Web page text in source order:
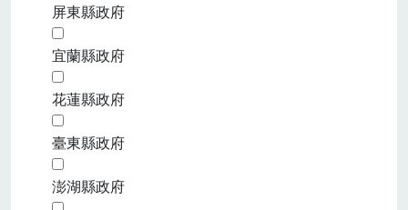
屏東縣政府
宜蘭縣政府
花蓮縣政府
臺東縣政府
澎湖縣政府